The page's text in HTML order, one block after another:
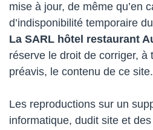
mise à jour, de même qu’en
d’indisponibilité temporaire
La SARL hôtel restaurant
réserve le droit de corriger, à
préavis, le contenu de ce site.
Les reproductions sur un
informatique, dudit site et